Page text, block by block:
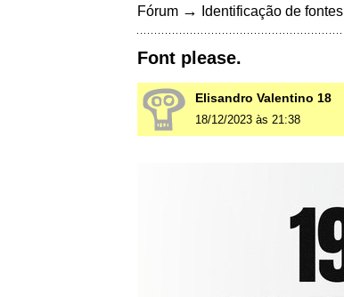
Fórum → Identificação de fontes
Font please.
Elisandro Valentino 18
18/12/2023 às 21:38